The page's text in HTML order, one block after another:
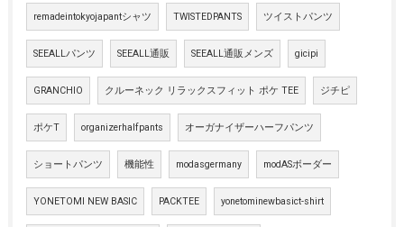
remadeintokyojapantシャツ TWISTEDPANTS ツイストパンツ
SEEALLパンツ SEEALL通販 SEEALL通販メンズ gicipi
GRANCHIO クルーネック リラックスフィット ポケ TEE ジチピ
ポケT organizerhalfpants オーガナイザーハーフパンツ
ショートパンツ 機能性 modasgermany modASボーダー
YONETOMI NEW BASIC PACKTEE yonetominewbasict-shirt